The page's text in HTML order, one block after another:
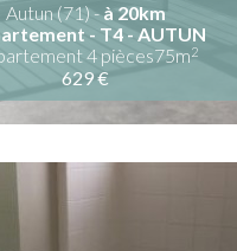
Autun (71) -à 20km
- T4 - AUTUN
4 pièces75m2
629 €